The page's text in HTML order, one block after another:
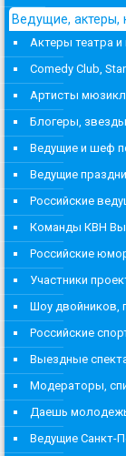
Ведущие, актеры,
Актеры театра и
Comedy Club,
Артисты
Блогеры,
Ведущие и шеф
Ведущие
Российские
Команды КВН
Российские
Участники
Шоу двойников,
Российские
Выездные
Модераторы,
Даешь
Ведущие Санкт-